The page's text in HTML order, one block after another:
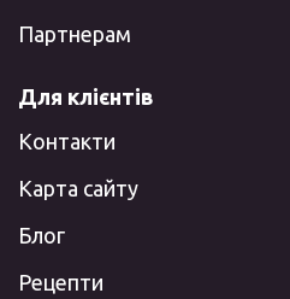
Партнерам
Для клієнтів
Контакти
Карта сайту
Блог
Рецепти